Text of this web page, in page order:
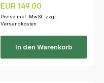
Regulärer Preis:
EUR 149.00
Preise inkl. MwSt. zzgl.
Versandkosten
In den Warenkorb